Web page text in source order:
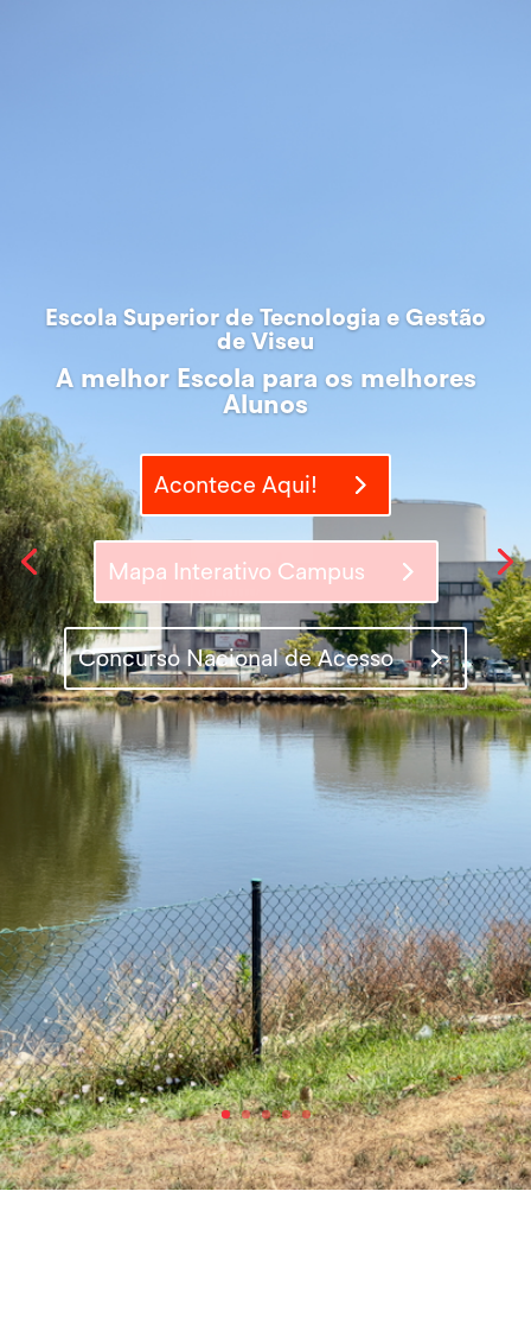
Escola Superior de Tecnologia e Gestão
de Viseu
A melhor Escola para os melhores
Alunos
Acontece Aqui!
Mapa Interativo Campus
Concurso Nacional de Acesso
A melhor Escola para os melhores
Acontece Aqui!
Mapa Interativo Campus